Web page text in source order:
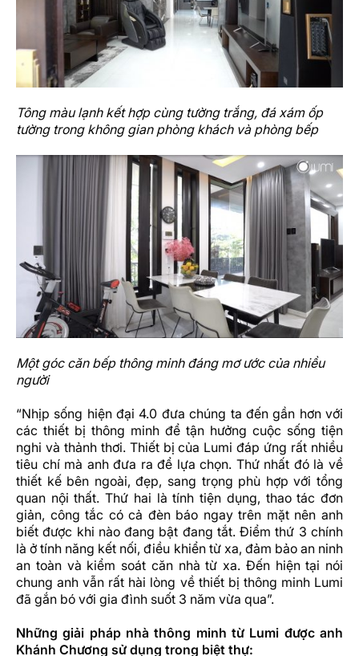
Tông màu lạnh kết hợp cùng tường trắng, đá xám ốp
tường trong không gian phòng khách và phòng bếp
Một góc căn bếp thông minh đáng mơ ước của nhiều
người
“Nhịp sống hiện đại 4.0 đưa chúng ta đến gần hơn với
các thiết bị thông minh để tận hưởng cuộc sống tiện
nghi và thảnh thơi. Thiết bị của Lumi đáp ứng rất nhiều
tiêu chí mà anh đưa ra để lựa chọn. Thứ nhất đó là về
thiết kế bên ngoài, đẹp, sang trọng phù hợp với tổng
quan nội thất. Thứ hai là tính tiện dụng, thao tác đơn
giản, công tắc có cả đèn báo ngay trên mặt nên anh
biết được khi nào đang bật đang tắt. Điểm thứ 3 chính
là ở tính năng kết nối, điều khiển từ xa, đảm bảo an ninh
an toàn và kiểm soát căn nhà từ xa. Đến hiện tại nói
chung anh vẫn rất hài lòng về thiết bị thông minh Lumi
đã gắn bó với gia đình suốt 3 năm vừa qua”.
Những giải pháp nhà thông minh từ Lumi được anh
Khánh Chương sử dụng trong biệt thự: